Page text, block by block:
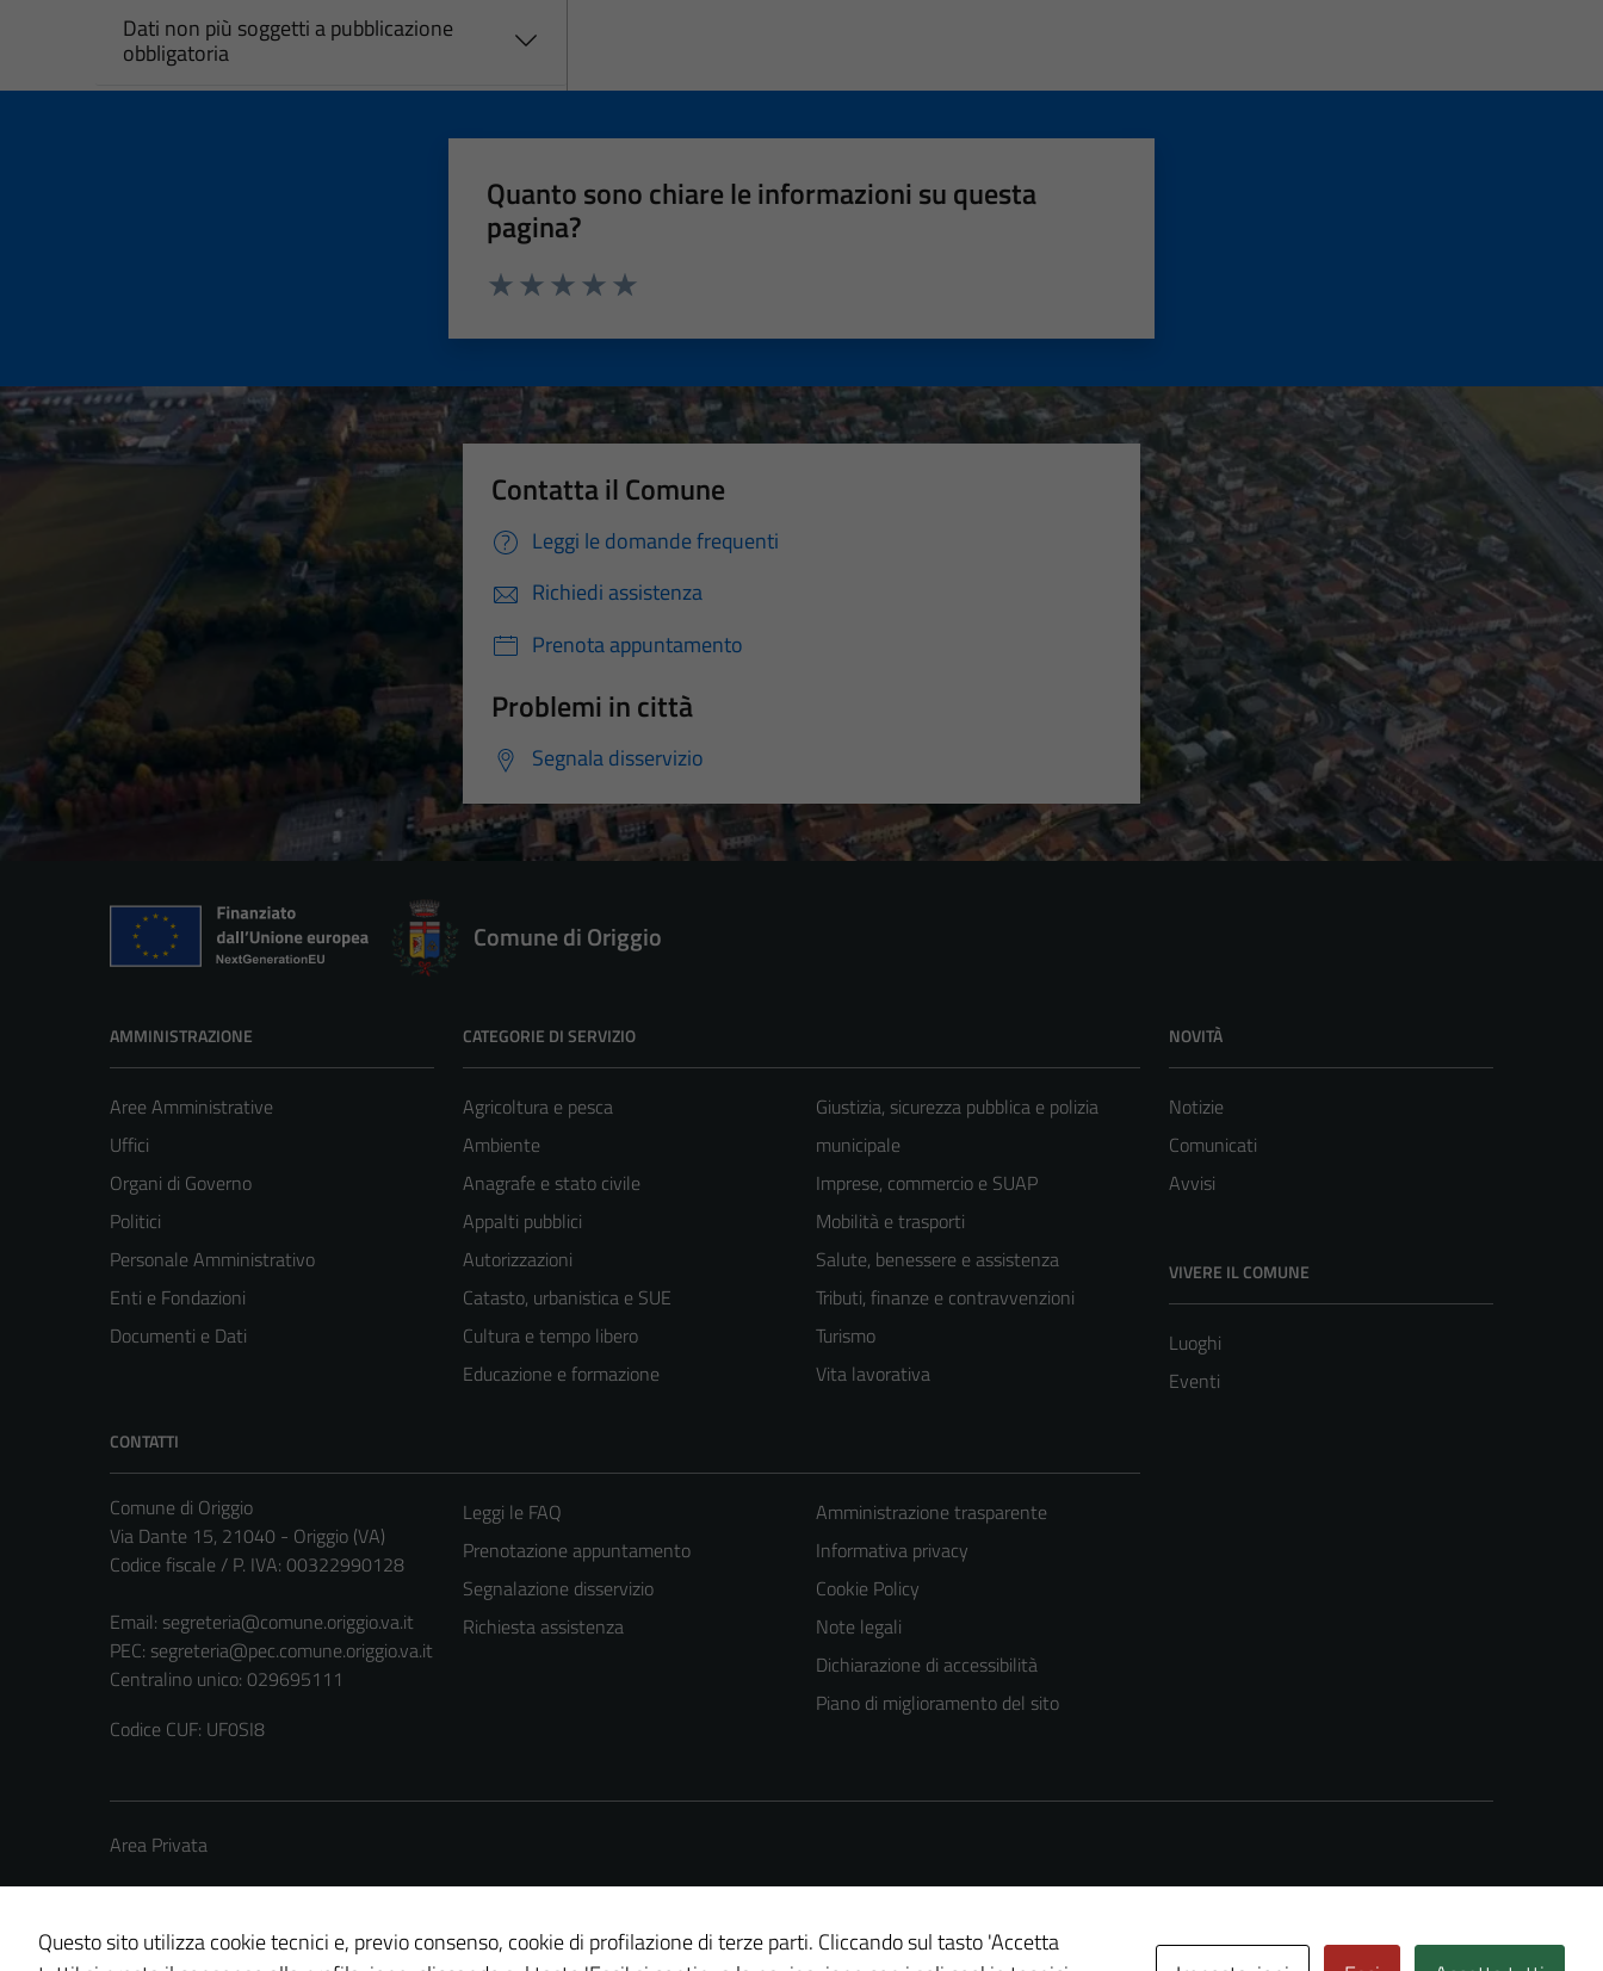
Dati non più soggetti a pubblicazione
obbligatoria
Quanto sono chiare le informazioni su questa
pagina?
Contatta il Comune
Leggi le domande frequenti
Richiedi assistenza
Prenota appuntamento
Problemi in città
Segnala disservizio
Comune di Origgio
AMMINISTRAZIONE
Aree Amministrative
Uffici
Organi di Governo
Politici
Personale Amministrativo
Enti e Fondazioni
Documenti e Dati
CATEGORIE DI SERVIZIO
Agricoltura e pesca
Ambiente
Anagrafe e stato civile
Appalti pubblici
Autorizzazioni
Catasto, urbanistica e SUE
Cultura e tempo libero
Educazione e formazione
Giustizia, sicurezza pubblica e polizia
municipale
Imprese, commercio e SUAP
Mobilità e trasporti
Salute, benessere e assistenza
Tributi, finanze e contravvenzioni
Turismo
Vita lavorativa
NOVITÀ
Notizie
Comunicati
Avvisi
VIVERE IL COMUNE
Luoghi
Eventi
CONTATTI
Comune di Origgio
Via Dante 15, 21040 - Origgio (VA)
Codice fiscale / P. IVA: 00322990128
Email: segreteria@comune.origgio.va.it
PEC: segreteria@pec.comune.origgio.va.it
Centralino unico: 029695111
Codice CUF: UF0SI8
Leggi le FAQ
Prenotazione appuntamento
Segnalazione disservizio
Richiesta assistenza
Amministrazione trasparente
Informativa privacy
Cookie Policy
Note legali
Dichiarazione di accessibilità
Piano di miglioramento del sito
Area Privata
Questo sito utilizza cookie tecnici e, previo consenso, cookie di profilazione di terze parti. Cliccando sul tasto 'Accetta
Questi cookie
disabilitati.